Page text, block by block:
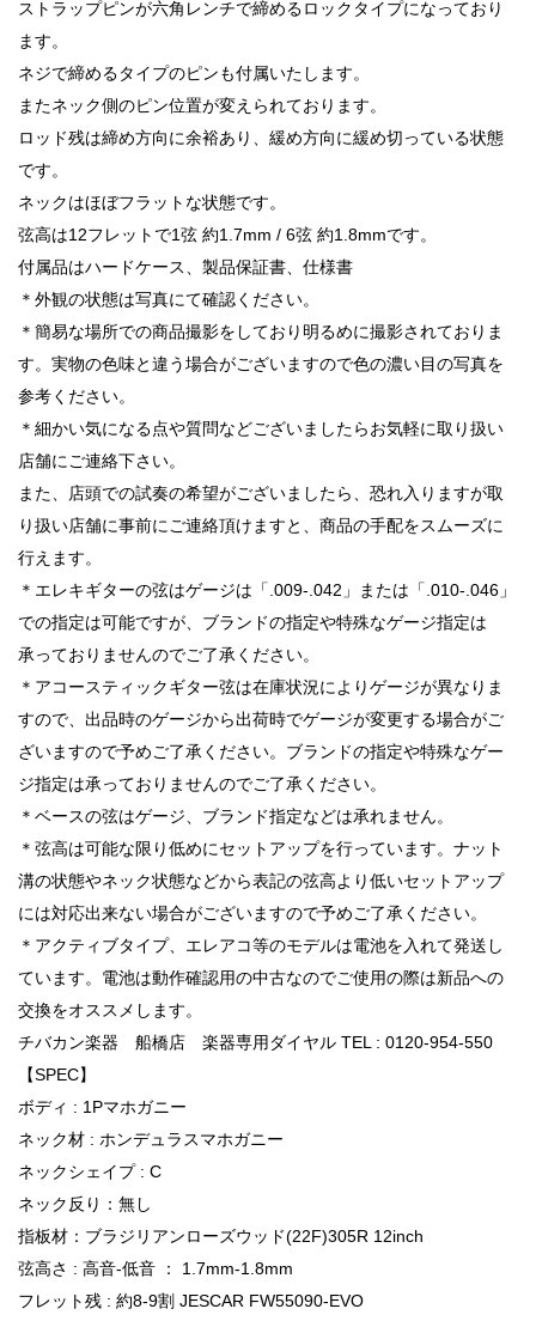
ストラップピンが六角レンチで締めるロックタイプになっており
ます。
ネジで締めるタイプのピンも付属いたします。
またネック側のピン位置が変えられております。
ロッド残は締め方向に余裕あり、緩め方向に緩め切っている状態
です。
ネックはほぼフラットな状態です。
弦高は12フレットで1弦 約1.7mm / 6弦 約1.8mmです。
付属品はハードケース、製品保証書、仕様書
＊外観の状態は写真にて確認ください。
＊簡易な場所での商品撮影をしており明るめに撮影されておりま
す。実物の色味と違う場合がございますので色の濃い目の写真を
参考ください。
＊細かい気になる点や質問などございましたらお気軽に取り扱い
店舗にご連絡下さい。
また、店頭での試奏の希望がございましたら、恐れ入りますが取
り扱い店舗に事前にご連絡頂けますと、商品の手配をスムーズに
行えます。
＊エレキギターの弦はゲージは「.009-.042」または「.010-.046」
での指定は可能ですが、ブランドの指定や特殊なゲージ指定は
承っておりませんのでご了承ください。
＊アコースティックギター弦は在庫状況によりゲージが異なりま
すので、出品時のゲージから出荷時でゲージが変更する場合がご
ざいますので予めご了承ください。ブランドの指定や特殊なゲー
ジ指定は承っておりませんのでご了承ください。
＊ベースの弦はゲージ、ブランド指定などは承れません。
＊弦高は可能な限り低めにセットアップを行っています。ナット
溝の状態やネック状態などから表記の弦高より低いセットアップ
には対応出来ない場合がございますので予めご了承ください。
＊アクティブタイプ、エレアコ等のモデルは電池を入れて発送し
ています。電池は動作確認用の中古なのでご使用の際は新品への
交換をオススメします。
チバカン楽器 船橋店 楽器専用ダイヤル TEL : 0120-954-550
【SPEC】
ボディ : 1Pマホガニー
ネック材 : ホンデュラスマホガニー
ネックシェイプ : C
ネック反り：無し
指板材：ブラジリアンローズウッド(22F)305R 12inch
弦高さ : 高音-低音 ： 1.7mm-1.8mm
フレット残 : 約8-9割 JESCAR FW55090-EVO